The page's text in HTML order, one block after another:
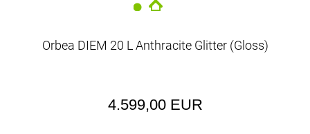
Orbea DIEM 20 L Anthracite Glitter (Gloss)
4.599,00 EUR